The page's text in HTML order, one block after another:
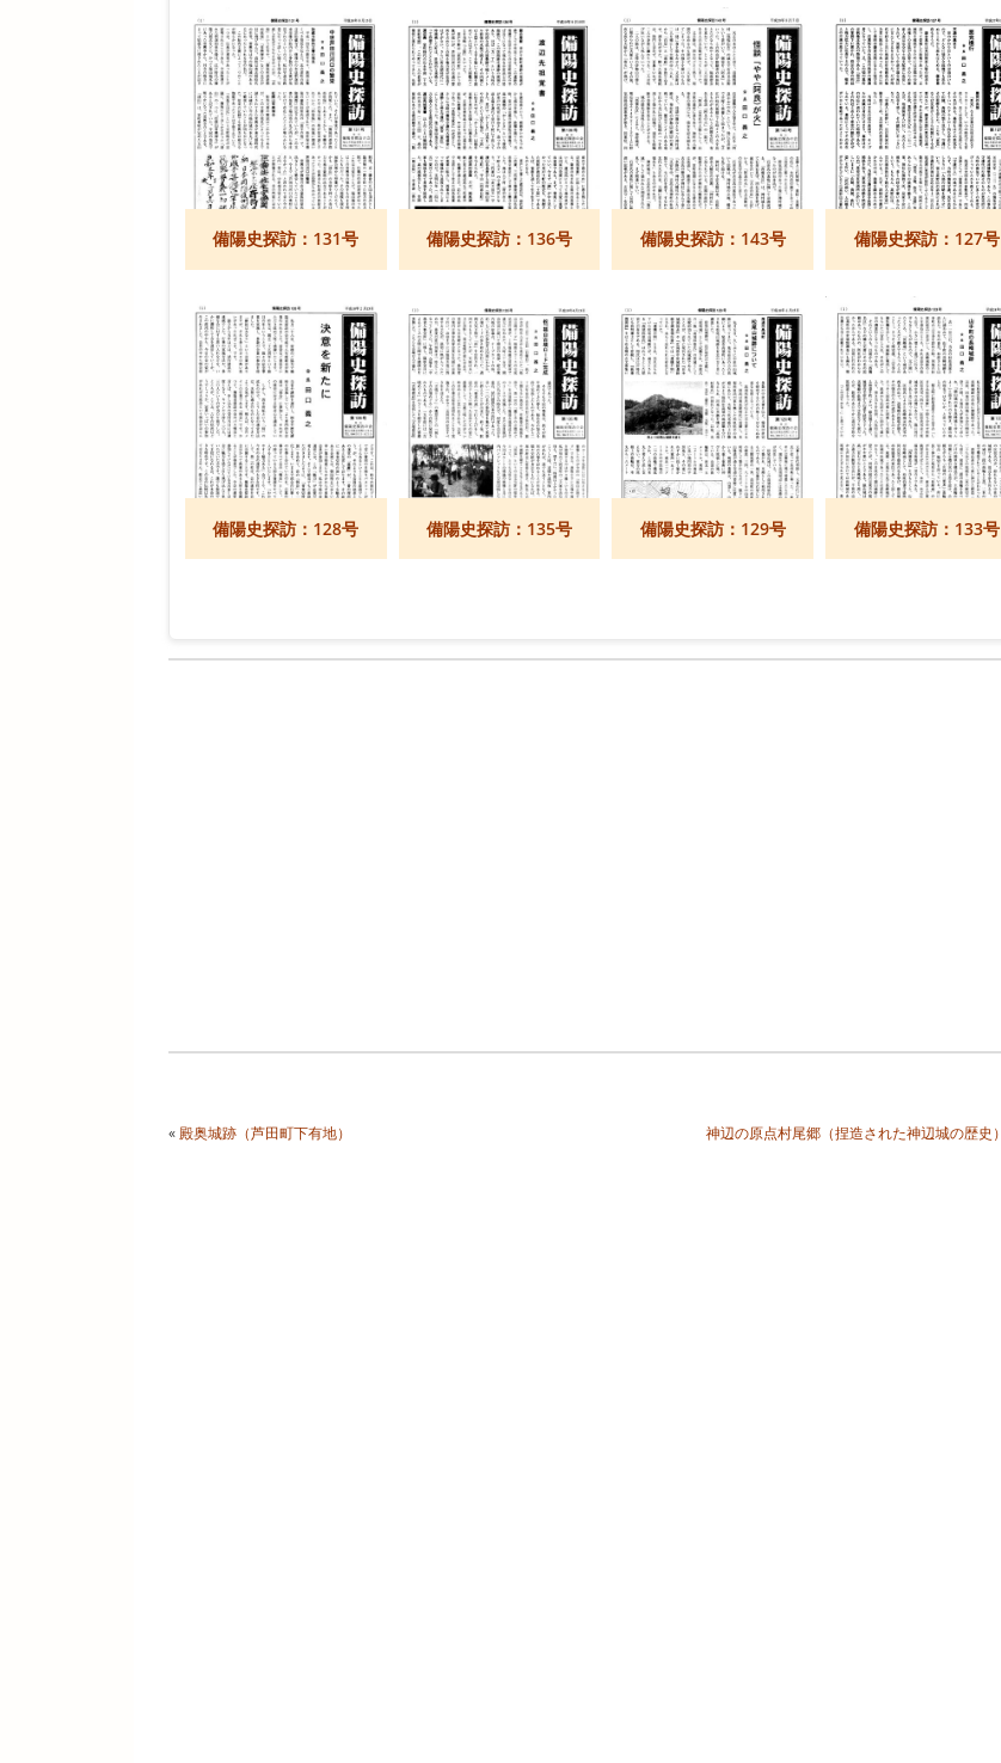
備陽史探訪：131号 備陽史探訪：136号 備陽史探訪：143号 備陽史探訪：127号
備陽史探訪：128号 備陽史探訪：135号 備陽史探訪：129号 備陽史探訪：133号
«殿奥城跡（芦田町下有地） 神辺の原点村尾郷（捏造された神辺城の歴史）